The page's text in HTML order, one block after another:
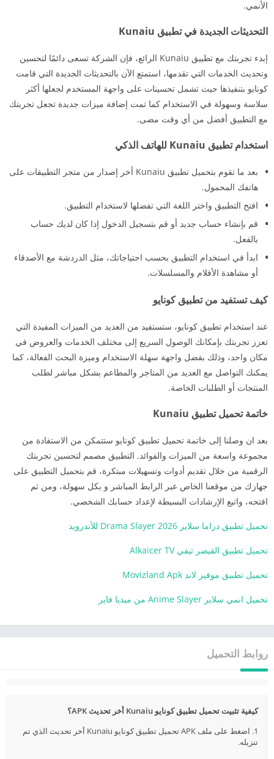
الأنمي.
التحديثات الجديدة في تطبيق Kunaiu
إبدء تجربتك مع تطبيق Kunaiu الرائع، فإن الشركة تسعى دائمًا لتحسين
وتحديث الخدمات التي تقدمها، استمتع الآن بالتحديثات الجديدة التي قامت
كونايو بتنفيذها حيث تشمل تحسينات على واجهة المستخدم لجعلها أكثر
سلاسة وسهولة في الاستخدام كما تمت إضافة ميزات جديدة تجعل تجربتك
مع التطبيق أفضل من أي وقت مضى.
استخدام تطبيق Kunaiu للهاتف الذكي
بعد ما تقوم بتحميل تطبيق Kunaiu أخر إصدار من متجر التطبيقات على
هاتفك المحمول.
افتح التطبيق واختر اللغة التي تفضلها لاستخدام التطبيق.
قم بإنشاء حساب جديد أو قم بتسجيل الدخول إذا كان لديك حساب
بالفعل.
ابدأ في استخدام التطبيق بحسب احتياجاتك، مثل الدردشة مع الأصدقاء
أو مشاهدة الأفلام والمسلسلات.
كيف تستفيد من تطبيق كونايو
عند استخدام تطبيق كونايو، ستستفيد من العديد من الميزات المفيدة التي
تعزز تجربتك بإمكانك الوصول السريع إلى مختلف الخدمات والعروض في
مكان واحد، وذلك بفضل واجهة سهلة الاستخدام وميزة البحث الفعالة، كما
يمكنك التواصل مع العديد من المتاجر والمطاعم بشكل مباشر لطلب
المنتجات أو الطلبات الخاصة.
خاتمة تحميل تطبيق Kunaiu
بعد ان وصلنا إلى خاتمة تحميل تطبيق كونايو ستتمكن من الاستفادة من
مجموعة واسعة من الميزات والفوائد. التطبيق مصمم لتحسين تجربتك
الرقمية من خلال تقديم أدوات وتسهيلات مبتكرة، قم بتحميل التطبيق على
جهازك من موقعنا الخاص عبر الرابط المباشر و بكل سهولة، ومن ثم
افتحه، واتبع الإرشادات البسيطة لإعداد حسابك الشخصي.
تحميل تطبيق دراما سلاير 2026 Drama Slayer للأندرويد
تحميل تطبيق القيصر تيفي Alkaicer TV
تحميل تطبيق موفيز لاند Movizland Apk
تحميل انمي سلاير Anime Slayer من ميديا فاير
روابط التحميل
كيفية تثبيت تحميل تطبيق كونايو Kunaiu أخر تحديث APK؟
1. اضغط على ملف APK تحميل تطبيق كونايو Kunaiu أخر تحديث الذي تم
تنزيله.